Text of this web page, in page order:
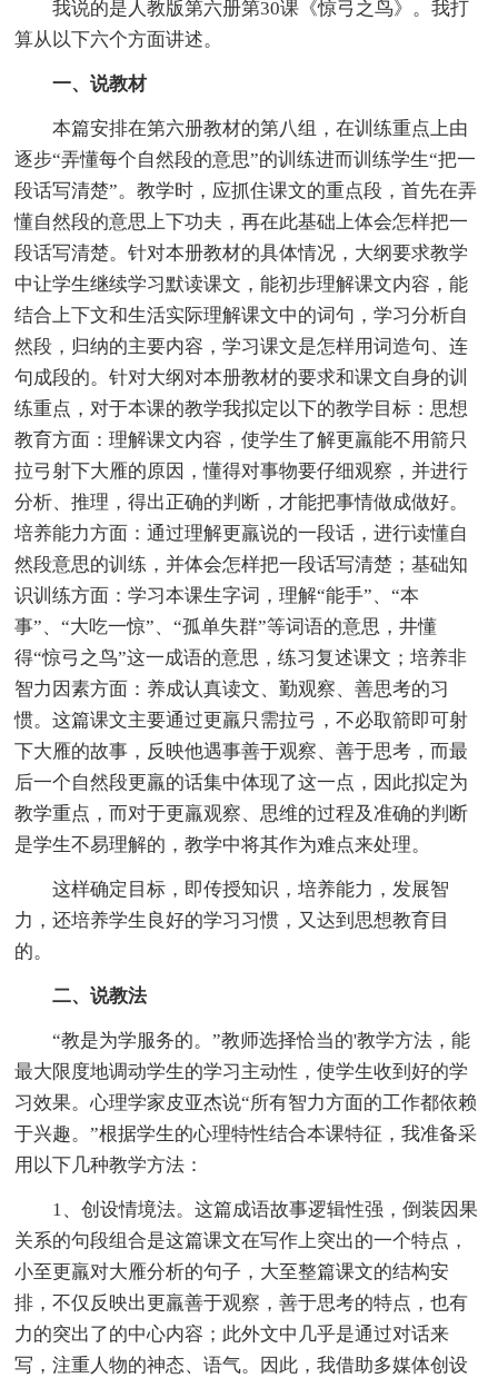
我说的是人教版第六册第30课《惊弓之鸟》。我打
算从以下六个方面讲述。
一、说教材
本篇安排在第六册教材的第八组，在训练重点上由
逐步“弄懂每个自然段的意思”的训练进而训练学生“把一
段话写清楚”。教学时，应抓住课文的重点段，首先在弄
懂自然段的意思上下功夫，再在此基础上体会怎样把一
段话写清楚。针对本册教材的具体情况，大纲要求教学
中让学生继续学习默读课文，能初步理解课文内容，能
结合上下文和生活实际理解课文中的词句，学习分析自
然段，归纳的主要内容，学习课文是怎样用词造句、连
句成段的。针对大纲对本册教材的要求和课文自身的训
练重点，对于本课的教学我拟定以下的教学目标：思想
教育方面：理解课文内容，使学生了解更羸能不用箭只
拉弓射下大雁的原因，懂得对事物要仔细观察，并进行
分析、推理，得出正确的判断，才能把事情做成做好。
培养能力方面：通过理解更羸说的一段话，进行读懂自
然段意思的训练，并体会怎样把一段话写清楚；基础知
识训练方面：学习本课生字词，理解“能手”、“本
事”、“大吃一惊”、“孤单失群”等词语的意思，井懂
得“惊弓之鸟”这一成语的意思，练习复述课文；培养非
智力因素方面：养成认真读文、勤观察、善思考的习
惯。这篇课文主要通过更羸只需拉弓，不必取箭即可射
下大雁的故事，反映他遇事善于观察、善于思考，而最
后一个自然段更羸的话集中体现了这一点，因此拟定为
教学重点，而对于更羸观察、思维的过程及准确的判断
是学生不易理解的，教学中将其作为难点来处理。
这样确定目标，即传授知识，培养能力，发展智
力，还培养学生良好的学习习惯，又达到思想教育目
的。
二、说教法
“教是为学服务的。”教师选择恰当的'教学方法，能
最大限度地调动学生的学习主动性，使学生收到好的学
习效果。心理学家皮亚杰说“所有智力方面的工作都依赖
于兴趣。”根据学生的心理特性结合本课特征，我准备采
用以下几种教学方法：
1、创设情境法。这篇成语故事逻辑性强，倒装因果
关系的句段组合是这篇课文在写作上突出的一个特点，
小至更羸对大雁分析的句子，大至整篇课文的结构安
排，不仅反映出更羸善于观察，善于思考的特点，也有
力的突出了的中心内容；此外文中几乎是通过对话来
写，注重人物的神态、语气。因此，我借助多媒体创设